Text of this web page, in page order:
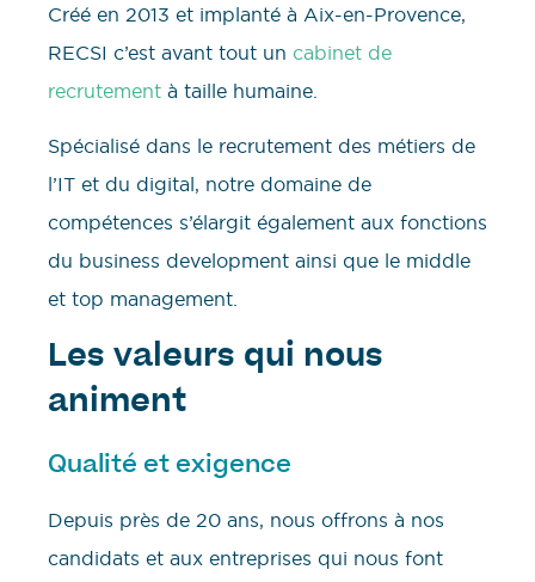
Créé en 2013 et implanté à Aix-en-Provence,
RECSI c’est avant tout un cabinet de
recrutement à taille humaine.
Spécialisé dans le recrutement des métiers de
l’IT et du digital, notre domaine de
compétences s’élargit également aux fonctions
du business development ainsi que le middle
et top management.
Les valeurs qui nous
animent
Qualité et exigence
Depuis près de 20 ans, nous offrons à nos
candidats et aux entreprises qui nous font